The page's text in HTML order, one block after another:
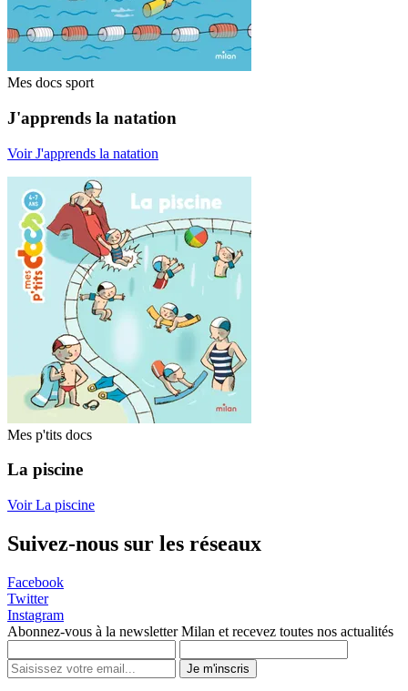
Mes docs sport
J'apprends la natation
Voir J'apprends la natation
Mes p'tits docs
La piscine
Voir La piscine
Suivez-nous sur les réseaux
Facebook
Twitter
Instagram
Abonnez-vous à la newsletter Milan et recevez toutes nos actualités
Je m'inscris